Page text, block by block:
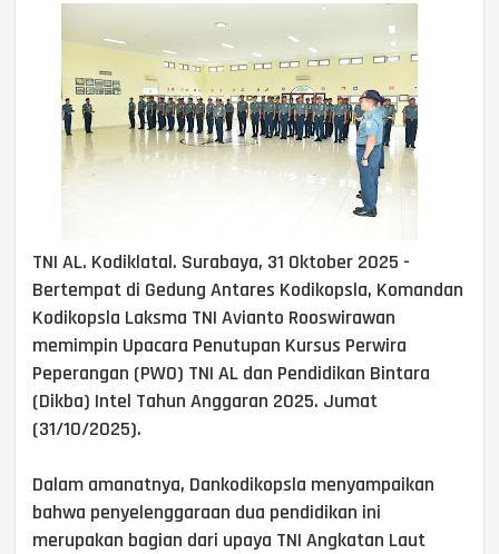
TNI AL. Kodiklatal. Surabaya, 31 Oktober 2025 -
Bertempat di Gedung Antares Kodikopsla, Komandan
Kodikopsla Laksma TNI Avianto Rooswirawan
memimpin Upacara Penutupan Kursus Perwira
Peperangan (PWO) TNI AL dan Pendidikan Bintara
(Dikba) Intel Tahun Anggaran 2025. Jumat
(31/10/2025).
Dalam amanatnya, Dankodikopsla menyampaikan
bahwa penyelenggaraan dua pendidikan ini
merupakan bagian dari upaya TNI Angkatan Laut